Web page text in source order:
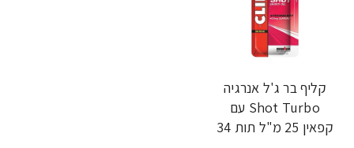
-20%
קליף בר ג'ל אנרגיה
Shot Turbo עם
קפאין 25 מ"ל תות 34